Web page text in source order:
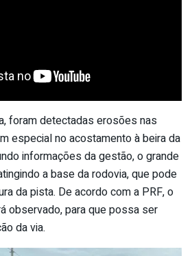
foram detectadas erosões nas
especial no acostamento à beira da
informações da gestão, o grande
a base da rodovia, que pode
da pista. De acordo com a PRF, o
observado, para que possa ser
da via.